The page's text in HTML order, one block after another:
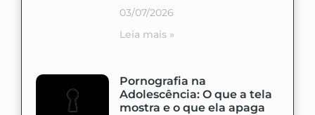
03/07/2026
Leia mais »
Pornografia na
Adolescência: O que a tela
mostra e o que ela apaga